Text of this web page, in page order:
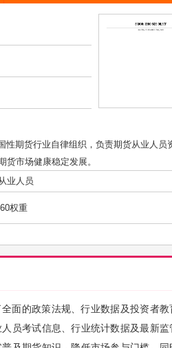
性期货行业自律组织，负责期货从业人员
市场健康稳定发展。
业人员
权重
面的政策法规、行业数据及投资者教
员考试信息、行业统计数据及最新监